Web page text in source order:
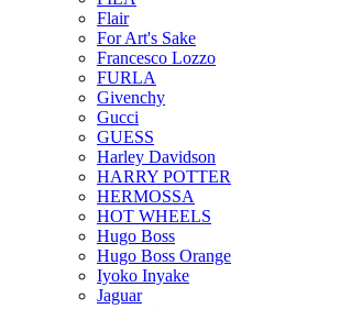
Flair
For Art's Sake
Francesco Lozzo
FURLA
Givenchy
Gucci
GUESS
Harley Davidson
HARRY POTTER
HERMOSSA
HOT WHEELS
Hugo Boss
Hugo Boss Orange
Iyoko Inyake
Jaguar